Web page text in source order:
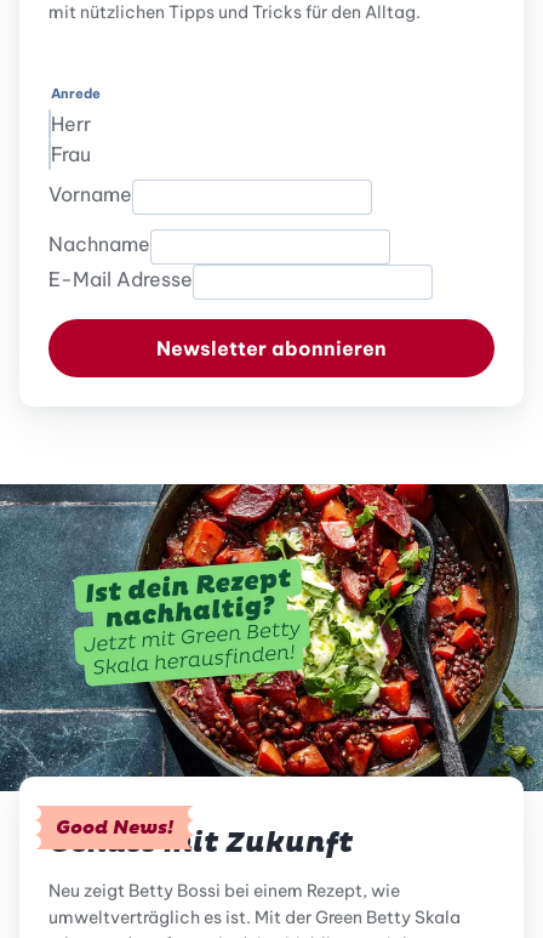
mit nützlichen Tipps und Tricks für den Alltag.
Anrede
Herr
Frau
Vorname
Nachname
E-Mail Adresse
Newsletter abonnieren
Good News!
Genuss mit Zukunft
Neu zeigt Betty Bossi bei einem Rezept, wie
umweltverträglich es ist. Mit der Green Betty Skala